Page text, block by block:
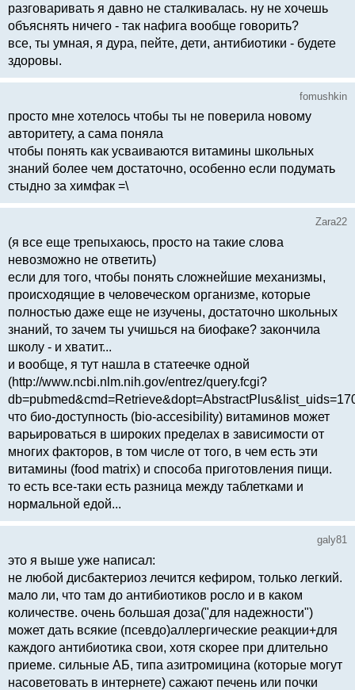
разговаривать я давно не сталкивалась. ну не хочешь
объяснять ничего - так нафига вообще говорить?
все, ты умная, я дура, пейте, дети, антибиотики - будете
здоровы.
fomushkin
просто мне хотелось чтобы ты не поверила новому
авторитету, а сама поняла
чтобы понять как усваиваются витамины школьных
знаний более чем достаточно, особенно если подумать
стыдно за химфак =\
Zara22
(я все еще трепыхаюсь, просто на такие слова
невозможно не ответить)
если для того, чтобы понять сложнейшие механизмы,
происходящие в человеческом организме, которые
полностью даже еще не изучены, достаточно школьных
знаний, то зачем ты учишься на биофаке? закончила
школу - и хватит...
и вообще, я тут нашла в статеечке одной
(http://www.ncbi.nlm.nih.gov/entrez/query.fcgi?
что био-доступность (bio-accesibility) витаминов может
варьироваться в широких пределах в зависимости от
многих факторов, в том числе от того, в чем есть эти
витамины (food matrix) и способа приготовления пищи.
то есть все-таки есть разница между таблетками и
нормальной едой...
galy81
это я выше уже написал:
не любой дисбактериоз лечится кефиром, только легкий.
мало ли, что там до антибиотиков росло и в каком
количестве. очень большая доза("для надежности")
может дать всякие (псевдо)аллергические реакции+для
каждого антибиотика свои, хотя скорее при длительно
приеме. сильные АБ, типа азитромицина (которые могут
насоветовать в интернете) сажают печень или почки